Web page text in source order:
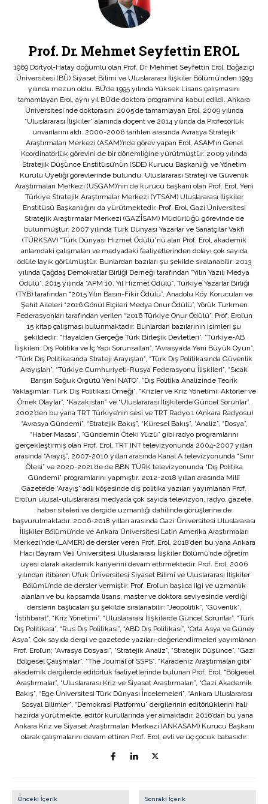
Prof. Dr. Mehmet Seyfettin EROL
1969 Dörtyol-Hatay doğumlu olan Prof. Dr. Mehmet Seyfettin Erol, Boğaziçi
Üniversitesi (BÜ) Siyaset Bilimi ve Uluslararası İlişkiler Bölümü’nden 1993
yılında mezun oldu. BÜ’de 1995 yılında Yüksek Lisans çalışmasını
tamamlayan Erol, aynı yıl BÜ’de doktora programına kabul edildi. Ankara
Üniversitesi’nde doktorasını 2005’de tamamlayan Erol, 2009 yılında
“Uluslararası İlişkiler” alanında doçent ve 2014 yılında da Profesörlük
unvanlarını aldı. 2000-2006 tarihleri arasında Avrasya Stratejik
Araştırmaları Merkezi (ASAM)’nde görev yapan Erol, ASAM’ın Genel
Koordinatörlük görevini de bir dönemliğine yürütmüştür. 2009 yılında
Stratejik Düşünce Enstitüsü’nün (SDE) Kurucu Başkanlığı ve Yönetim
Kurulu Üyeliği görevlerinde bulundu. Uluslararası Strateji ve Güvenlik
Araştırmaları Merkezi (USGAM)’nin de kurucu başkanı olan Prof. Erol, Yeni
Türkiye Stratejik Araştırmalar Merkezi (YTSAM) Uluslararası İlişkiler
Enstitüsü Başkanlığını da yürütmektedir. Prof. Erol, Gazi Üniversitesi
Stratejik Araştırmalar Merkezi (GAZİSAM) Müdürlüğü görevinde de
bulunmuştur. 2007 yılında Türk Dünyası Yazarlar ve Sanatçılar Vakfı
(TÜRKSAV) “Türk Dünyası Hizmet Ödülü”nü alan Prof. Erol, akademik
anlamdaki çalışmaları ve medyadaki faaliyetlerinden dolayı çok sayıda
ödüle layık görülmüştür. Bunlardan bazıları şu şekilde sıralanabilir: 2013
yılında Çağdaş Demokratlar Birliği Derneği tarafından “Yılın Yazılı Medya
Ödülü”, 2015 yılında “APM 10. Yıl Hizmet Ödülü”, Türkiye Yazarlar Birliği
(TYB) tarafından “2015 Yılın Basın-Fikir Ödülü”, Anadolu Köy Korucuları ve
Şehit Aileleri “2016 Gönül Elçileri Medya Onur Ödülü”, Yörük Türkmen
Federasyonları tarafından verilen “2016 Türkiye Onur Ödülü”. Prof. Erol’un
15 kitap çalışması bulunmaktadır. Bunlardan bazılarının isimleri şu
şekildedir: “Hayalden Gerçeğe Türk Birleşik Devletleri”, “Türkiye-AB
İlişkileri: Dış Politika ve İç Yapı Sorunsalları”, “Avrasya’da Yeni Büyük Oyun”,
“Türk Dış Politikasında Strateji Arayışları”, “Türk Dış Politikasında Güvenlik
Arayışları”, “Türkiye Cumhuriyeti-Rusya Federasyonu İlişkileri”, “Sıcak
Barışın Soğuk Örgütü Yeni NATO”, “Dış Politika Analizinde Teorik
Yaklaşımlar: Türk Dış Politikası Örneği”, “Krizler ve Kriz Yönetimi: Aktörler ve
Örnek Olaylar”, “Kazakistan” ve “Uluslararası İlişkilerde Güncel Sorunlar”.
2002’den bu yana TRT Türkiye’nin sesi ve TRT Radyo 1 (Ankara Radyosu)
“Avrasya Gündemi”, “Stratejik Bakış”, “Küresel Bakış”, “Analiz”, “Dosya”,
“Haber Masası”, “Gündemin Öteki Yüzü” gibi radyo programlarını
gerçekleştirmiş olan Prof. Erol, TRT INT televizyonunda 2004-2007 yılları
arasında “Arayış”, 2007-2010 yılları arasında Kanal A televizyonunda “Sınır
Ötesi” ve 2020-2021’de de BBN TÜRK televizyonunda “Dış Politika
Gündemi” programlarını yapmıştır. 2012-2018 yılları arasında Millî
Gazete’de “Arayış” adlı köşesinde dış politika yazıları yayımlanan Prof.
Erol’un ulusal-uluslararası medyada çok sayıda televizyon, radyo, gazete,
haber siteleri ve dergide uzmanlığı dahilinde görüşlerine de
başvurulmaktadır. 2006-2018 yılları arasında Gazi Üniversitesi Uluslararası
İlişkiler Bölümü’nde ve Ankara Üniversitesi Latin Amerika Araştırmaları
Merkezi’nde (LAMER) de dersler veren Prof. Erol, 2018’den bu yana Ankara
Hacı Bayram Veli Üniversitesi Uluslararası İlişkiler Bölümü’nde öğretim
üyesi olarak akademik kariyerini devam ettirmektedir. Prof. Erol, 2006
yılından itibaren Ufuk Üniversitesi Siyaset Bilimi ve Uluslararası İlişkiler
Bölümü’nde de dersler vermiştir. Prof. Erol’un başlıca ilgi ve uzmanlık
alanları ve bu kapsamda lisans, master ve doktora seviyesinde verdiği
derslerin başlıcaları şu şekilde sıralanabilir: “Jeopolitik”, “Güvenlik”,
“İstihbarat”, “Kriz Yönetimi”, “Uluslararası İlişkilerde Güncel Sorunlar”, “Türk
Dış Politikası”, “Rus Dış Politikası”, “ABD Dış Politikası”, “Orta Asya ve Güney
Asya”. Çok sayıda dergi ve gazetede yazıları-değerlendirmeleri yayımlanan
Prof. Erol’un; “Avrasya Dosyası”, “Stratejik Analiz”, “Stratejik Düşünce”, “Gazi
Bölgesel Çalışmalar”, “The Journal of SSPS”, “Karadeniz Araştırmaları gibi”
akademik dergilerde editörlük faaliyetlerinde bulunan Prof. Erol, “Bölgesel
Araştırmalar”, “Uluslararası Kriz ve Siyaset Araştırmaları”, “Gazi Akademik
Bakış”, “Ege Üniversitesi Türk Dünyası İncelemeleri”, “Ankara Uluslararası
Sosyal Bilimler”, “Demokrasi Platformu” dergilerinin editörlüklerini hali
hazırda yürütmekte, editör kurullarında yer almaktadır. 2016’dan bu yana
Ankara Kriz ve Siyaset Araştırmaları Merkezi (ANKASAM) Kurucu Başkanı
olarak çalışmalarını devam ettiren Prof. Erol, evli ve üç çocuk babasıdır.
Önceki İçerik Sonraki İçerik